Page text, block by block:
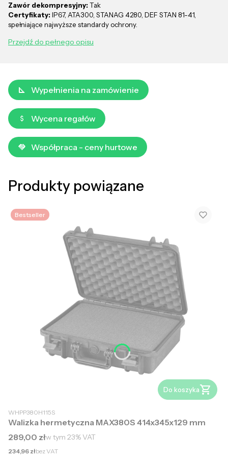
Zawór dekompresyjny: Tak
Certyfikaty: IP67, ATA300, STANAG 4280, DEF STAN 81-41,
spełniające najwyższe standardy ochrony.
Przejdź do pełnego opisu
Wypełnienia na zamówienie
Wycena regałów
Współpraca - ceny hurtowe
Produkty powiązane
Bestseller
Do koszyka
WHPP380H115S
Walizka hermetyczna MAX380S 414x345x129 mm
Cena brutto
289,00 złw tym 23%VAT
Cena netto
234,96 złbez VAT